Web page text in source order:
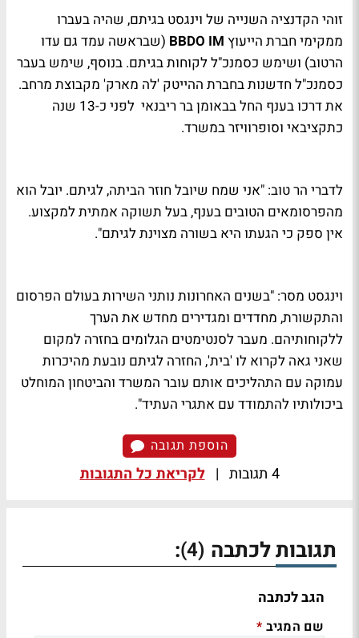
זוהי הקדנציה השנייה של וינגסט בגיתם, שהיה בעברו
ממקימי חברת הייעוץ BBDO IM (שבראשה עמד גם עדו
הרטוב) ושימש כסמנכ"ל לקוחות בגיתם. בנוסף, שימש בעבר
כסמנכ"ל חדשנות בחברת ההייטק 'לה מארק' מקבוצת מרחב.
את דרכו בענף החל בבאומן בר ריבנאי לפני כ-13 שנה
כתקציבאי וסופרוויזר במשרד.
לדברי הר טוב: "אני שמח שיובל חוזר הביתה, לגיתם. יובל הוא
מהפרסומאים הטובים בענף, בעל תשוקה אמתית למקצוע.
אין ספק כי הגעתו היא בשורה מצוינת לגיתם".
וינגסט מסר: "בשנים האחרונות נותני השירות בעולם הפרסום
והתקשורת, מחדדים ומגדירים מחדש את הערך
ללקוחותיהם. מעבר לסנטימטים הגלומים בחזרה למקום
שאני גאה לקרוא לו 'בית', החזרה לגיתם נובעת מהיכרות
עמוקה עם התהליכים אותם עובר המשרד והביטחון המוחלט
ביכולותיו להתמודד עם אתגרי העתיד".
הוספת תגובה
4 תגובות | לקריאת כל התגובות
תגובות לכתבה (4)
:
הגב לכתבה
שם המגיב *